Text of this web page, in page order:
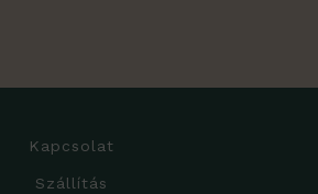
Kapcsolat
Szállítás